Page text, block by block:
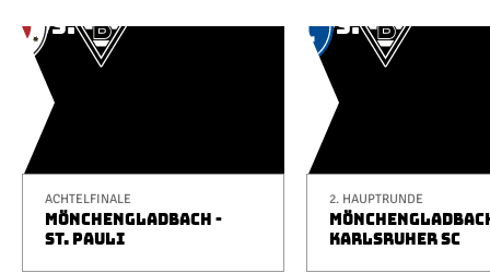
ACHTELFINALE
MÖNCHENGLADBACH -
ST. PAULI
2. HAUPTRUNDE
KARLSRUHER SC